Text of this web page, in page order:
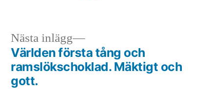
Inläggsnavigering
Nästa inlägg
Nästa
inlägg:
Världen första tång och
ramslökschoklad. Mäktigt och
gott.